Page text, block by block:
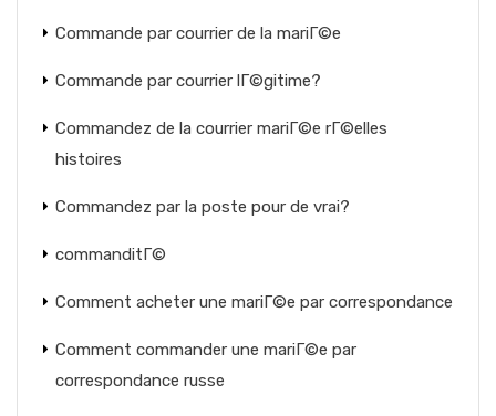
Commande par courrier de la mariГ©e
Commande par courrier lГ©gitime?
Commandez de la courrier mariГ©e rГ©elles
histoires
Commandez par la poste pour de vrai?
commanditГ©
Comment acheter une mariГ©e par correspondance
Comment commander une mariГ©e par
correspondance russe